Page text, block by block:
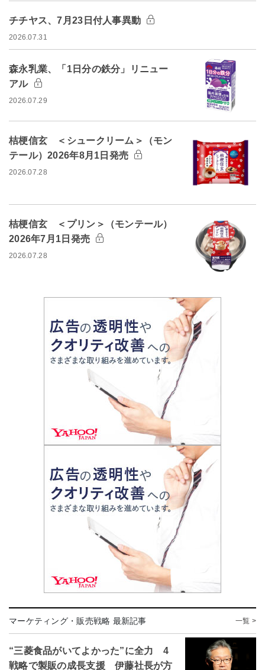
チチヤス、7月23日付人事異動
2026.07.31
森永乳業、「1日分の鉄分」リニュー
アル
2026.07.29
桔梗信玄 ＜シュークリーム＞（モン
テール）2026年8月1日発売
2026.07.28
桔梗信玄 ＜プリン＞（モンテール）
2026年7月1日発売
2026.07.28
マーケティング・販売戦略 最新記事 一覧 >
“三菱食品がいてよかった”に全力 4
戦略で製販の成長支援 伊藤社長が方